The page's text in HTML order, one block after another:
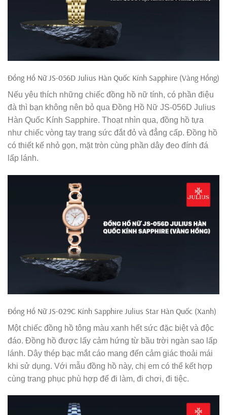
Đồng Hồ Nữ JS-056D Julius Hàn Quốc Kính Sapphire (Vàng Hồng)
Nếu yêu thích những chiếc đồng hồ nữ tính, có phần điệu
đà thì bạn không nên bỏ qua Đồng Hồ Nữ JS-056D Julius
Hàn Quốc Kính Sapphire. Thoạt nhìn qua, đồng hồ tựa
như chiếc vòng tay trang sức đắt đỏ và đẳng cấp. Đồng hồ
có thiết kế nhỏ gọn, mặt tròn cùng phần dây đeo đính đá
lấp lánh.
Đồng Hồ Nữ JS-029C Kính Sapphire Julius Star Hàn Quốc (Xanh)
Một chiếc đồng hồ tông màu xanh hết sức đặc biệt và độc
đáo. Đồng hồ được lấy cảm hứng từ bầu trời ngàn sao lấp
lánh. Dây thép bạc mắt cáo mang đến cảm giác thoải mái
khi sử dụng. Với mẫu đồng hồ này, chị em có thể kết hợp
cùng trang phục phù hợp để đi làm, đi chơi, đi tiệc.